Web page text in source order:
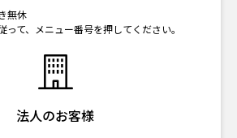
無休
て、メニュー番号を押してください。
法人のお客様